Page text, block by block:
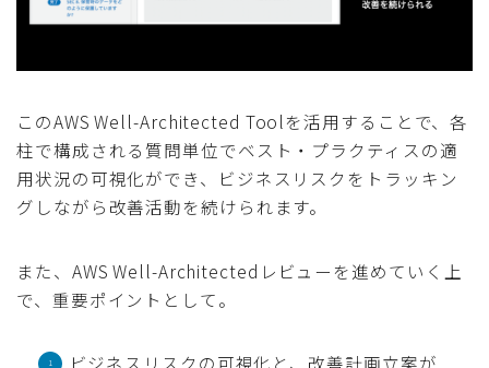
このAWS Well-Architected Toolを活用することで、各
柱で構成される質問単位でベスト・プラクティスの適
用状況の可視化ができ、ビジネスリスクをトラッキン
グしながら改善活動を続けられます。
また、AWS Well-Architectedレビューを進めていく上
で、重要ポイントとして。
ビジネスリスクの可視化と、改善計画立案が